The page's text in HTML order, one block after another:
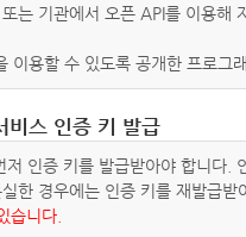
는 기관에서 오픈 API를 이용해
이용할 수 있도록 공개한 프로그
비스 인증 키 발급
인증 키를 발급받아야 합니다
한 경우에는 인증 키를 재발급받
습니다.